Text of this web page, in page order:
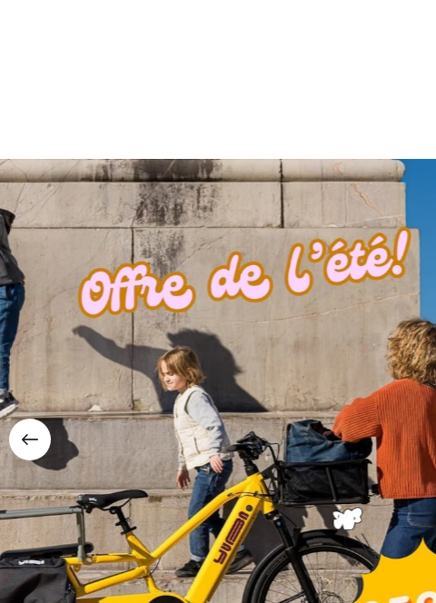
Nouvel
de Brompton !
Ils sont enfin là ! Des Brompton électriques C
Line, des Brompton C Line et G Line…
Prêts juste à temps pour votre été !
Notre catalogue